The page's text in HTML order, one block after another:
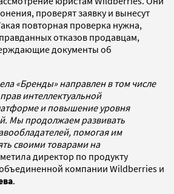
проверят заявку и вынесут
повторная проверка нужна,
отказов продавцам,
документы об
«Бренды» направлен в том числе
интеллектуальной
и повышение уровня
Мы продолжаем развивать
помогая им
своими товарами на
директор по продукту
компании Wildberries и
.